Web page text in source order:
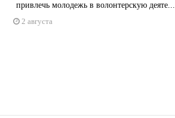
привлечь молодежь в волонтерскую деяте...
2 августа